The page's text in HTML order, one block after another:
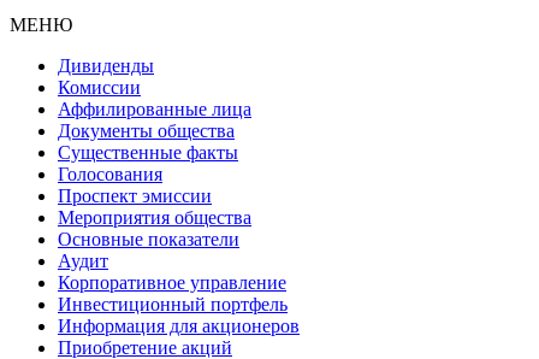
МЕНЮ
Дивиденды
Комиссии
Аффилированные лица
Документы общества
Существенные факты
Голосования
Проспект эмиссии
Мероприятия общества
Основные показатели
Аудит
Корпоративное управление
Инвестиционный портфель
Информация для акционеров
Приобретение акций